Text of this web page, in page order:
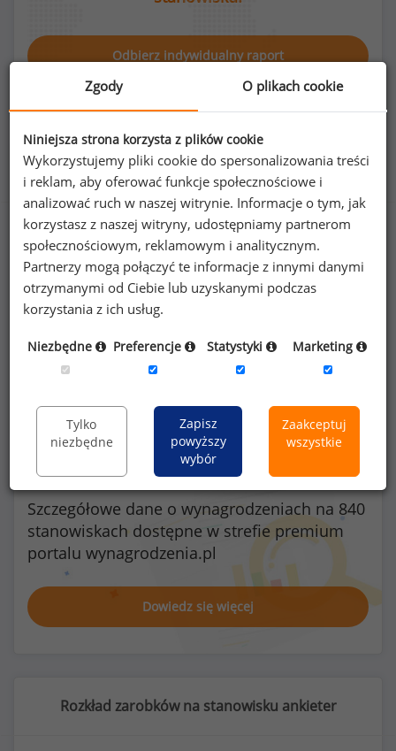
Odbierz indywidualny raport
Rozkład płci na stanowisku ankieter
95% 5%
Mężczyźni
Szczegółowe dane o wynagrodzeniach na 840
stanowiskach dostępne w strefie premium
portalu wynagrodzenia.pl
Dowiedz się więcej
Rozkład zarobków na stanowisku ankieter
Zgody O plikach cookie
Niniejsza strona korzysta z plików cookie
Wykorzystujemy pliki cookie do spersonalizowania treści
i reklam, aby oferować funkcje społecznościowe i
analizować ruch w naszej witrynie. Informacje o tym, jak
korzystasz z naszej witryny, udostępniamy partnerom
społecznościowym, reklamowym i analitycznym.
Partnerzy mogą połączyć te informacje z innymi danymi
otrzymanymi od Ciebie lub uzyskanymi podczas
korzystania z ich usług.
Niezbędne Preferencje Statystyki Marketing
Tylko
niezbędne
Zapisz
powyższy
wybór
Zaakceptuj
wszystkie